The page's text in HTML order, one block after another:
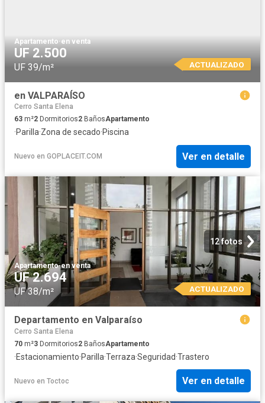
Apartamento·en venta
UF 2.500
UF 39/m² ACTUALIZADO
en VALPARAÍSO
Cerro Santa Elena
63 m²2 Dormitorios2 BañosApartamento
·Parilla·Zona de secado·Piscina
Nuevo en GOPLACEIT.COM Ver en detalle
12 fotos
Apartamento·en venta
UF 2.694
UF 38/m² ACTUALIZADO
Departamento en Valparaíso
Cerro Santa Elena
70 m²3 Dormitorios2 BañosApartamento
·Estacionamiento·Parilla·Terraza·Seguridad·Trastero
Nuevo en Toctoc Ver en detalle